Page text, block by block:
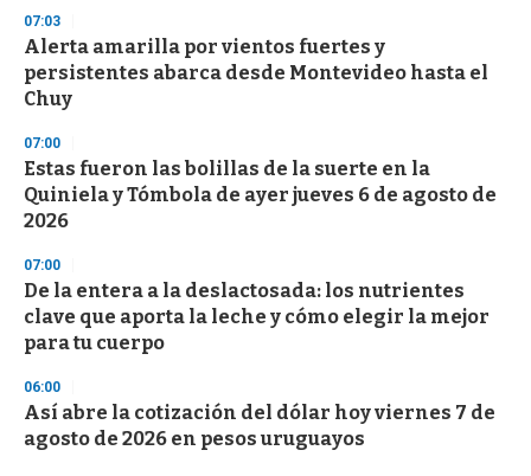
07:03
Alerta amarilla por vientos fuertes y
persistentes abarca desde Montevideo hasta el
Chuy
07:00
Estas fueron las bolillas de la suerte en la
Quiniela y Tómbola de ayer jueves 6 de agosto de
2026
07:00
De la entera a la deslactosada: los nutrientes
clave que aporta la leche y cómo elegir la mejor
para tu cuerpo
06:00
Así abre la cotización del dólar hoy viernes 7 de
agosto de 2026 en pesos uruguayos